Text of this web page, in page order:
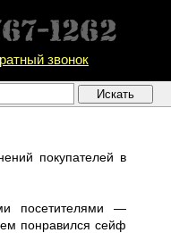
звонок
покупателей в
посетителями —
понравился сейф